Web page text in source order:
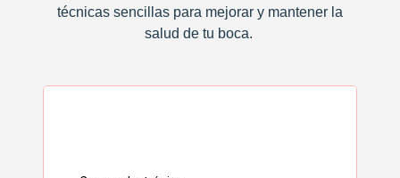
técnicas sencillas para mejorar y mantener la
salud de tu boca.